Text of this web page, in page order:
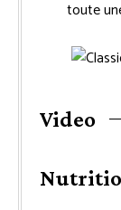
toute
Video